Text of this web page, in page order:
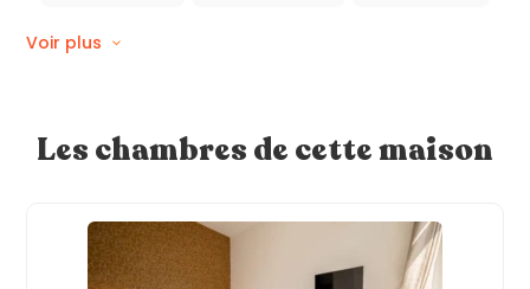
Fer à repasser
Voir plus
Les chambres de cette maison